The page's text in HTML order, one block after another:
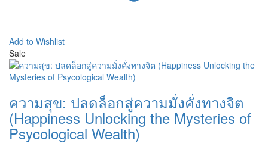
Add to Wishlist
Sale
ความสุข: ปลดล็อกสู่ความมั่งคั่งทางจิต
(Happiness Unlocking the Mysteries of
Psycological Wealth)